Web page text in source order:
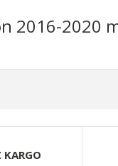
2016-2020
bozuk veya
KARGO